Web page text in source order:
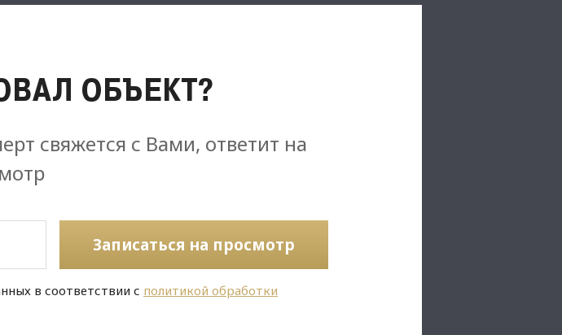
ОБЪЕКТ?
свяжется с Вами, ответит на
Записаться на просмотр
в соответствии с политикой обработки